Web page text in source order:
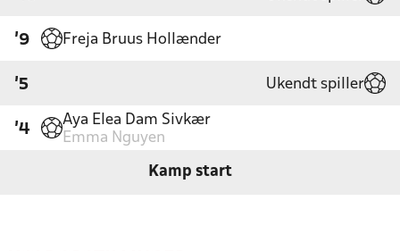
'9 Freja Bruus Hollænder
'5 Ukendt spiller
'4
Aya Elea Dam Sivkær
Emma Nguyen
Kamp start